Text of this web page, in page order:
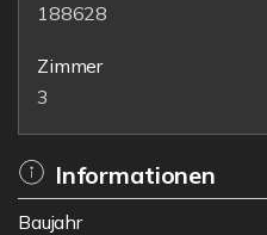
188628
Zimmer
3
Informationen
Baujahr